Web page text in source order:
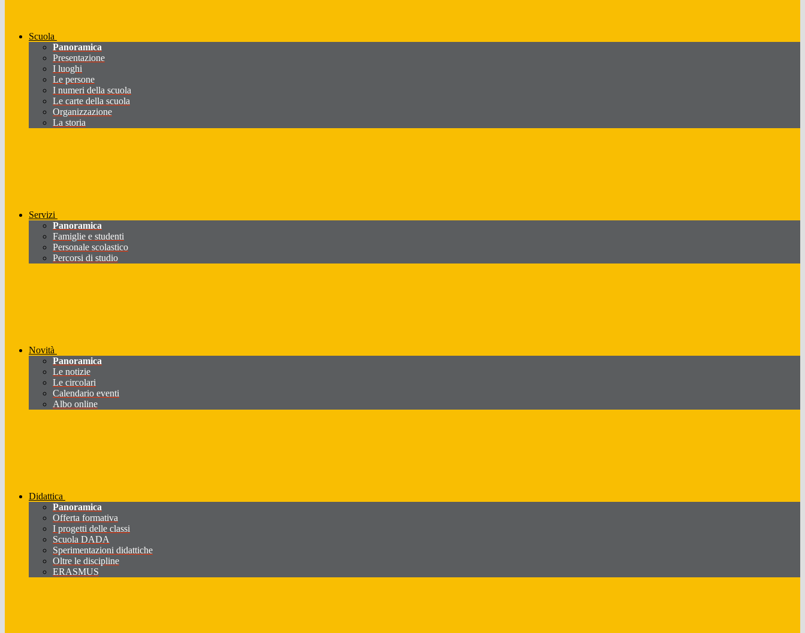
Scuola
Panoramica
Presentazione
I luoghi
Le persone
I numeri della scuola
Le carte della scuola
Organizzazione
La storia
Servizi
Panoramica
Famiglie e studenti
Personale scolastico
Percorsi di studio
Novità
Panoramica
Le notizie
Le circolari
Calendario eventi
Albo online
Didattica
Panoramica
Offerta formativa
I progetti delle classi
Scuola DADA
Sperimentazioni didattiche
Oltre le discipline
ERASMUS